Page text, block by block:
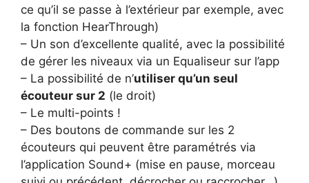
ce qu’il se passe à l’extérieur par exemple, avec
la fonction HearThrough)
– Un son d’excellente qualité, avec la possibilité
de gérer les niveaux via un Equaliseur sur l’app
– La possibilité de n’utiliser qu’un seul
écouteur sur 2 (le droit)
– Le multi-points !
– Des boutons de commande sur les 2
écouteurs qui peuvent être paramétrés via
l’application Sound+ (mise en pause, morceau